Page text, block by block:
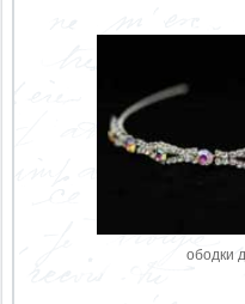
ободки